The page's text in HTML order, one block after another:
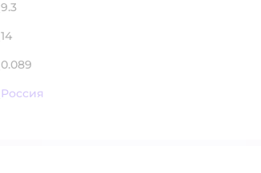
9.3
14
0.089
Россия